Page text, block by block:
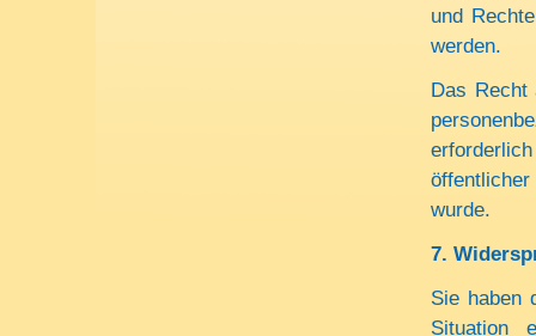
und
werden.
Das Recht
wurde.
7.
Sie haben
Situation